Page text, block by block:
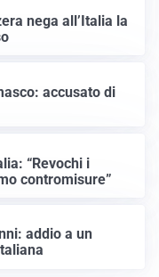
nega all’Italia la
accusato di
“Revochi i
contromisure”
addio a un